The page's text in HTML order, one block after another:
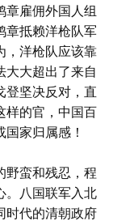
章雇佣外国人组
章抵赖洋枪队军
，洋枪队应该靠
大大超出了来自
登坚决反对，直
样的官，中国百
家归属感！
野蛮和残忍，程
。八国联军入北
时代的清朝政府